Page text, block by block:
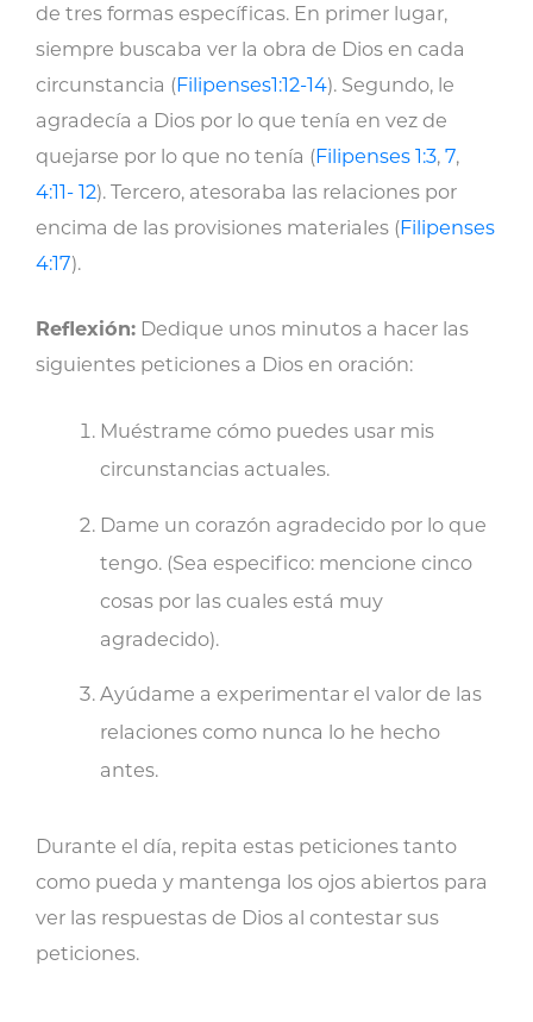
de tres formas específicas. En primer lugar,
siempre buscaba ver la obra de Dios en cada
circunstancia (Filipenses1:12-14). Segundo, le
agradecía a Dios por lo que tenía en vez de
quejarse por lo que no tenía (Filipenses 1:3, 7,
4:11- 12). Tercero, atesoraba las relaciones por
encima de las provisiones materiales (Filipenses
4:17).
Reflexión: Dedique unos minutos a hacer las
siguientes peticiones a Dios en oración:
Muéstrame cómo puedes usar mis
circunstancias actuales.
Dame un corazón agradecido por lo que
tengo. (Sea especifico: mencione cinco
cosas por las cuales está muy
agradecido).
Ayúdame a experimentar el valor de las
relaciones como nunca lo he hecho
antes.
Durante el día, repita estas peticiones tanto
como pueda y mantenga los ojos abiertos para
ver las respuestas de Dios al contestar sus
peticiones.